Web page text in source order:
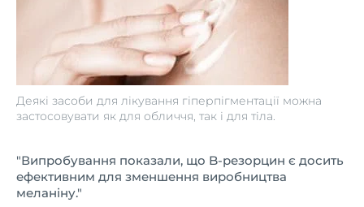
Деякі засоби для лікування гіперпігментації можна
застосовувати як для обличчя, так і для тіла.
"Випробування показали, що B-резорцин є досить
ефективним для зменшення виробництва
меланіну."